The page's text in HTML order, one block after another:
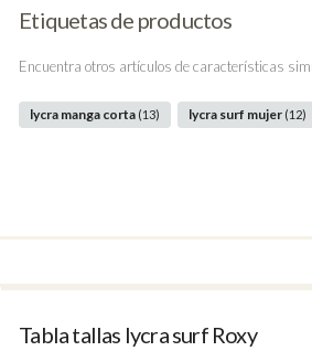
Etiquetas de productos
Encuentra otros artículos de características
lycra manga corta (13) lycra surf mujer (12)
Tabla tallas lycra surf Roxy